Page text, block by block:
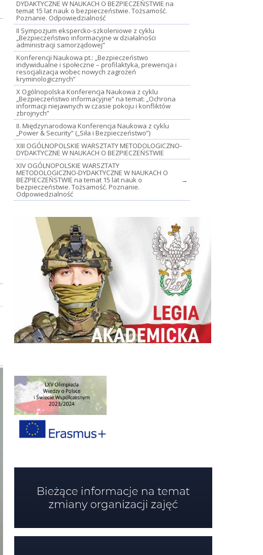
DYDAKTYCZNE W NAUKACH O BEZPIECZEŃSTWIE na
temat 15 lat nauk o bezpieczeństwie. Tożsamość.
Poznanie. Odpowiedzialność
II Sympozjum ekspercko-szkoleniowe z cyklu
„Bezpieczeństwo informacyjne w działalności
administracji samorządowej”
Konferencji Naukowa pt.: „Bezpieczeństwo
indywidualne i społeczne – profilaktyka, prewencja i
resocjalizacja wobec nowych zagrożeń
kryminologicznych”
X Ogólnopolska Konferencja Naukowa z cyklu
„Bezpieczeństwo informacyjne” na temat: „Ochrona
informacji niejawnych w czasie pokoju i konfliktów
zbrojnych”
II. Międzynarodowa Konferencja Naukowa z cyklu
„Power & Security” („Siła i Bezpieczeństwo”)
XIII OGÓLNOPOLSKIE WARSZTATY METODOLOGICZNO-
DYDAKTYCZNE W NAUKACH O BEZPIECZEŃSTWIE
XIV OGÓLNOPOLSKIE WARSZTATY
METODOLOGICZNO-DYDAKTYCZNE W NAUKACH O
BEZPIECZEŃSTWIE na temat 15 lat nauk o
bezpieczeństwie. Tożsamość. Poznanie.
Odpowiedzialność
→